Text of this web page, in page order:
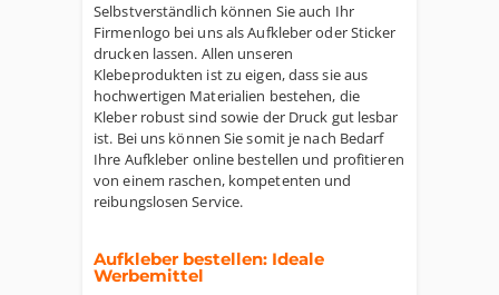
Selbstverständlich können Sie auch Ihr
Firmenlogo bei uns als Aufkleber oder Sticker
drucken lassen. Allen unseren
Klebeprodukten ist zu eigen, dass sie aus
hochwertigen Materialien bestehen, die
Kleber robust sind sowie der Druck gut lesbar
ist. Bei uns können Sie somit je nach Bedarf
Ihre Aufkleber online bestellen und profitieren
von einem raschen, kompetenten und
reibungslosen Service.
Aufkleber bestellen: Ideale
Werbemittel